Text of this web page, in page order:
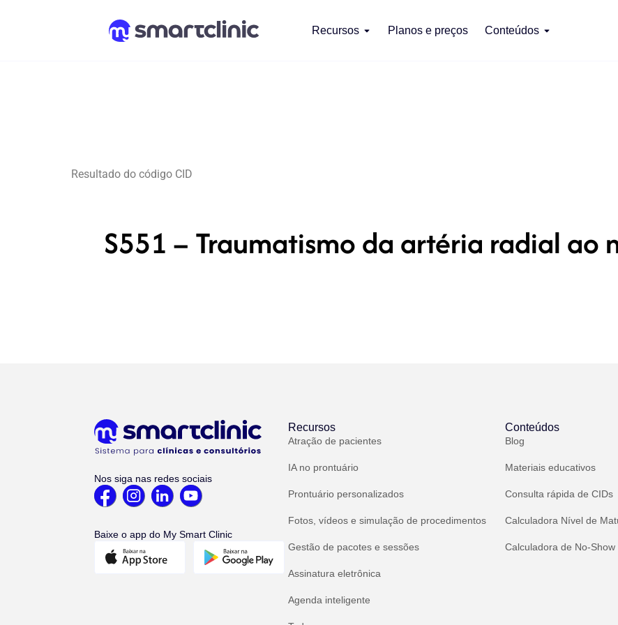
Recursos Planos e preços Conteúdos
Resultado do código CID
S551 – Traumatismo da artéria radial ao
Nos siga nas redes sociais
Baixe o app do My Smart Clinic
Recursos
Atração de pacientes
IA no prontuário
Prontuário personalizados
Fotos, vídeos e simulação de procedimentos
Gestão de pacotes e sessões
Assinatura eletrônica
Agenda inteligente
Conteúdos
Blog
Materiais educativos
Consulta rápida de CIDs
Calculadora Nível de
Calculadora de No-Show